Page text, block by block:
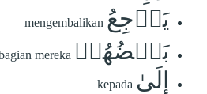
يَرۡجِعُ mengembalikan
بَعۡضُهُمۡ mereka
إِلَىٰ kepada